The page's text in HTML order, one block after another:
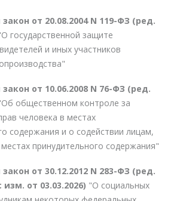
от 20.08.2004 N 119-ФЗ (ред.
государственной защите
и иных участников
от 10.06.2008 N 76-ФЗ (ред.
общественном контроле за
человека в местах
содержания и о содействии лицам,
принудительного содержания"
от 30.12.2012 N 283-ФЗ (ред.
изм. от 03.03.2026) "О социальных